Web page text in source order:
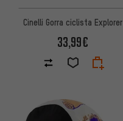
Cinelli Gorra ciclista Explorer
33,99€